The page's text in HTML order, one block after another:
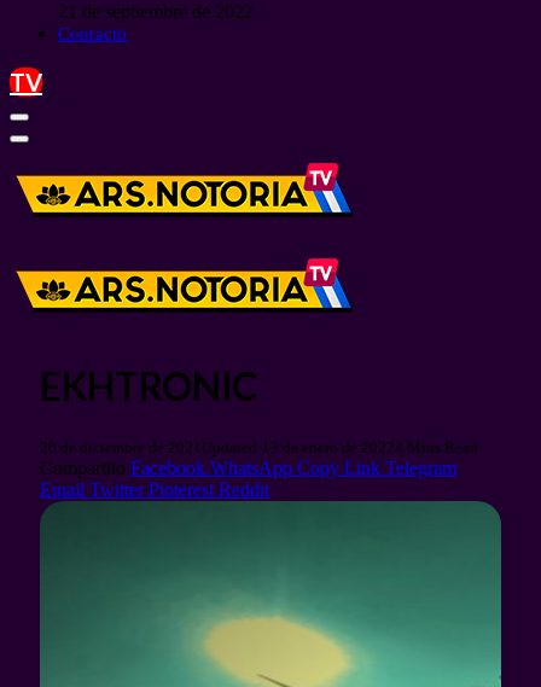
21 de septiembre de 2022
Contacto
TV
EKHTRONIC
20 de diciembre de 2021 Updated: 13 de enero de 20224 Mins Read
Compartilo Facebook WhatsApp Copy Link Telegram
Email Twitter Pinterest Reddit